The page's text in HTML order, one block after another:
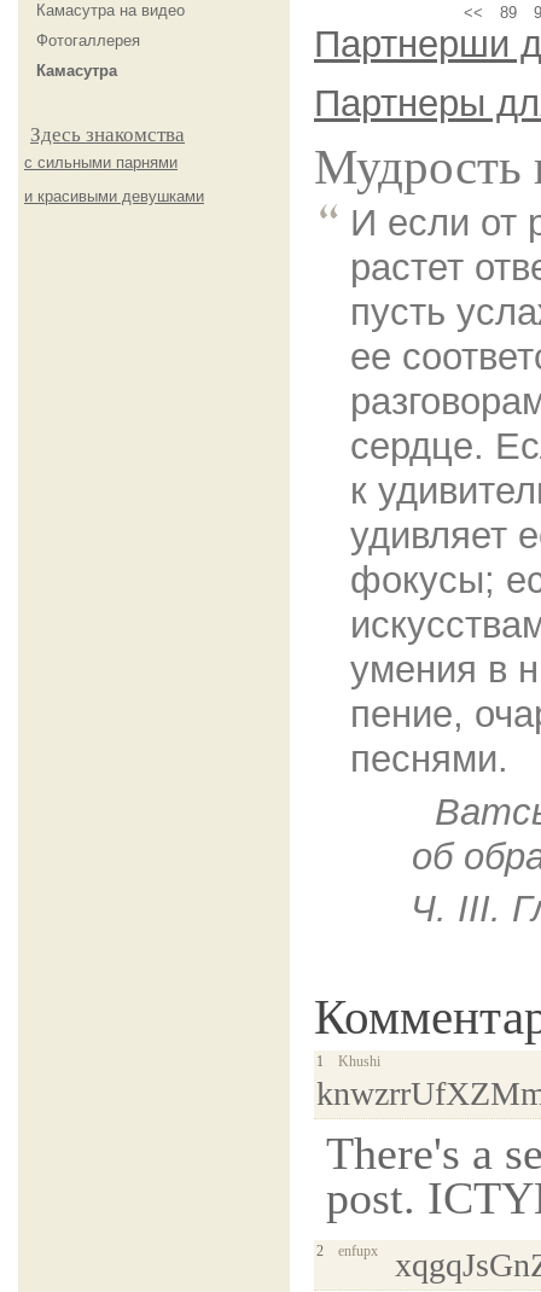
Камасутра на видео
Фотогаллерея
Камасутра
Здесь знакомства
с сильными парнями
и красивыми девушками
<< 89
Партнерши
Партнеры
Мудрость
И если от
растет
пусть
ее
сердце.
к
удивляет
фокусы;
умения в
пение,
песнями.
oб
Ч. III.
1 Khushi
There's a
post.
2 enfupx